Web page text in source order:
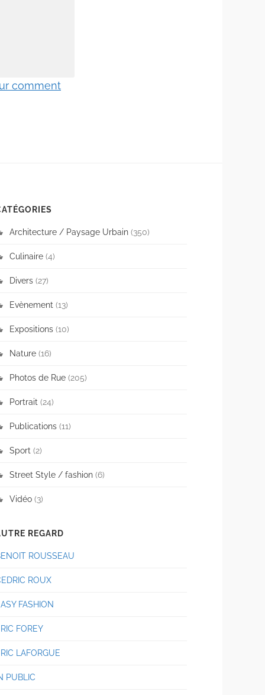
comment
Architecture / Paysage Urbain (350)
Culinaire (4)
Divers (27)
Evènement (13)
Expositions (10)
Nature (16)
Photos de Rue (205)
Portrait (24)
Publications (11)
Sport (2)
Street Style / fashion (6)
Vidéo (3)
REGARD
ROUSSEAU
ROUX
FASHION
FOREY
LAFORGUE
PUBLIC